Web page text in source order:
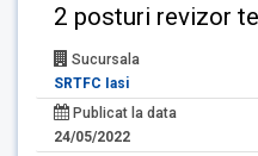
2 posturi revizor
Sucursala
SRTFC Iasi
Publicat la data
24/05/2022